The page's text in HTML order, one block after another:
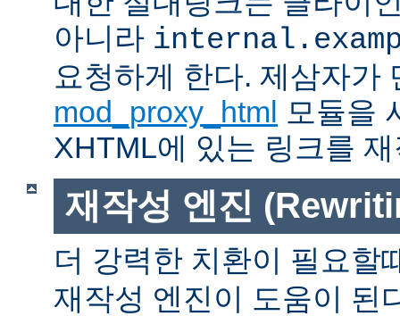
아니라
요청하게 한다. 제삼자가
mod_proxy_html 모듈을
XHTML에 있는 링크를
재작성 엔진
더 강력한 치환이 필요할
재작성 엔진이 도움이 된